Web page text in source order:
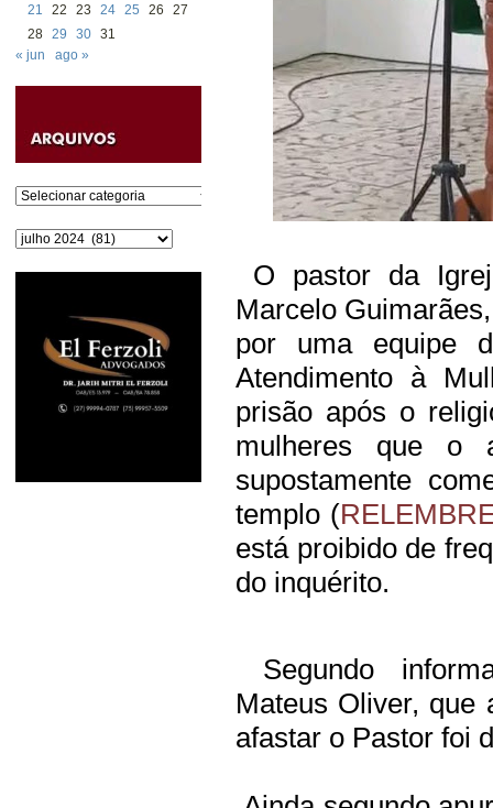
21
22 23 24 25 26
27
28 29 30 31
« jun
ago »
Categorias
Arquivos
O pastor da
Marcelo
por uma equipe
Atendimento à
prisão após o
mulheres que o
supostamente
templo (
está proibido de
do inquérito.
Segundo
Mateus Oliver, que
afastar o Pastor foi